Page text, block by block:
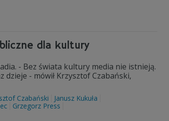
dla kultury
- Bez świata kultury media nie istnieją.
dzieje - mówił Krzysztof Czabański,
Czabański
Janusz Kukuła
Grzegorz Press